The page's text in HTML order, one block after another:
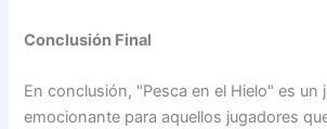
Conclusión Final
En conclusión, "Pesca en el Hielo" es un
emocionante para aquellos jugadores